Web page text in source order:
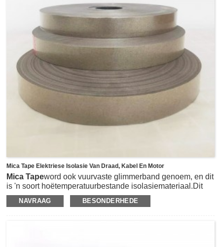
afgeskil word.Dit is spesifiek ontwerp vir goeie adhesie aan
metale, glas en ander medium tot hoë oppervlak energie
materiale, soos aluminium, vlekvrye staal, komposiete,
plastiek, akriel, ABS, beton, ens.Sulke feitlik onsigbare
bevestiging hou oppervlaktes glad.
Mica Tape Elektriese Isolasie Van Draad, Kabel En Motor
Mica Tapeword ook vuurvaste glimmerband genoem, en dit
is 'n soort hoëtemperatuurbestande isolasiemateriaal.Dit
gebruik mika-papier as basismateriaal en dan enkel- of
dubbelkant gelamineer met glasvesel of PE-film en versterk
NAVRAAG BESONDERHEDE